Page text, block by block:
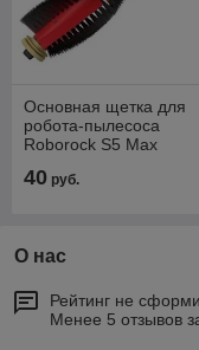
Основная щетка для
робота-пылесоса
Roborock S5 Max
40 руб.
О нас
Рейтинг не
Менее 5 отзывов